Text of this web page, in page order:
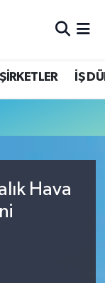
ŞİRKETLER İŞ
Hava